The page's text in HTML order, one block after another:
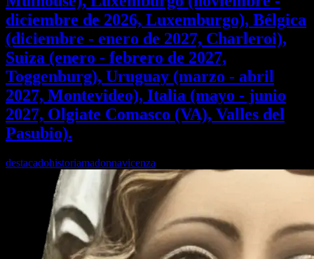
diciembre de 2026, Luxemburgo), Bélgica
(diciembre - enero de 2027, Charleroi),
Suiza (enero - febrero de 2027,
Toggenburg), Uruguay (marzo - abril
2027, Montevideo), Italia (mayo - junio
2027, Olgiate Comasco (VA), Valles del
Pasubio).
destacadohistoriamadonnavicenza